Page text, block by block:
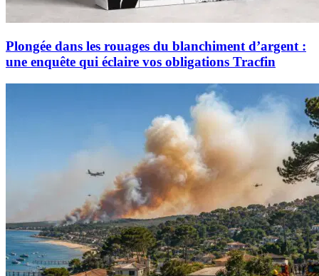
Plongée dans les rouages du blanchiment d’argent :
une enquête qui éclaire vos obligations Tracfin